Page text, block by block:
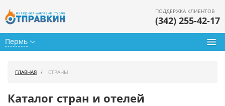
Пермь
ПОДДЕРЖКА КЛИЕНТОВ
(342) 255-42-17
ГЛАВНАЯ СТРАНЫ
Каталог стран и отелей